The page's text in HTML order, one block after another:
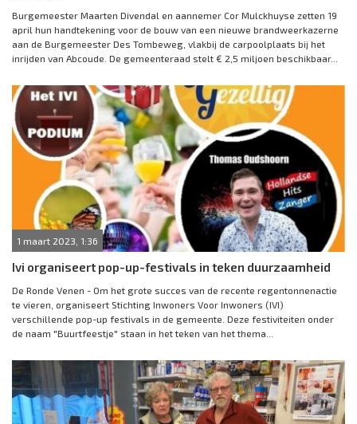
Burgemeester Maarten Divendal en aannemer Cor Mulckhuyse zetten 19
april hun handtekening voor de bouw van een nieuwe brandweerkazerne
aan de Burgemeester Des Tombeweg, vlakbij de carpoolplaats bij het
inrijden van Abcoude. De gemeenteraad stelt € 2,5 miljoen beschikbaar...
1 maart 2023, 1:36
Ivi organiseert pop-up-festivals in teken duurzaamheid
De Ronde Venen - Om het grote succes van de recente regentonnenactie
te vieren, organiseert Stichting Inwoners Voor Inwoners (IVI)
verschillende pop-up festivals in de gemeente. Deze festiviteiten onder
de naam "Buurtfeestje" staan in het teken van het thema...